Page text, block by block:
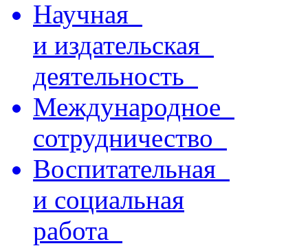
Научная
и издательская
деятельность
Международное
сотрудничество
Воспитательная
и социальная
работа